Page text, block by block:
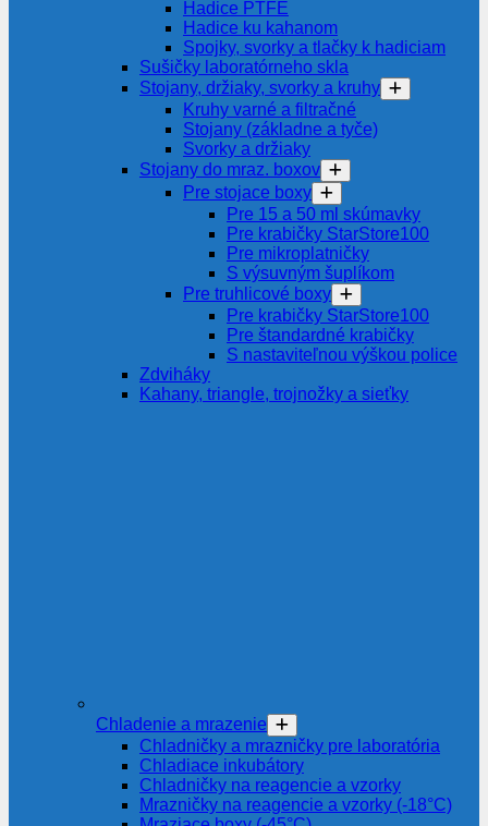
Hadice PTFE
Hadice ku kahanom
Spojky, svorky a tlačky k hadiciam
Sušičky laboratórneho skla
Stojany, držiaky, svorky a kruhy
Kruhy varné a filtračné
Stojany (základne a tyče)
Svorky a držiaky
Stojany do mraz. boxov
Pre stojace boxy
Pre 15 a 50 ml skúmavky
Pre krabičky StarStore100
Pre mikroplatničky
S výsuvným šuplíkom
Pre truhlicové boxy
Pre krabičky StarStore100
Pre štandardné krabičky
S nastaviteľnou výškou police
Zdviháky
Kahany, triangle, trojnožky a sieťky
Chladenie a mrazenie
Chladničky a mrazničky pre laboratória
Chladiace inkubátory
Chladničky na reagencie a vzorky
Mrazničky na reagencie a vzorky (-18°C)